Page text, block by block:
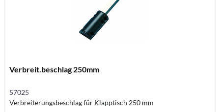
Verbreit.beschlag 250mm
57025
Verbreiterungsbeschlag für Klapptisch 250 mm